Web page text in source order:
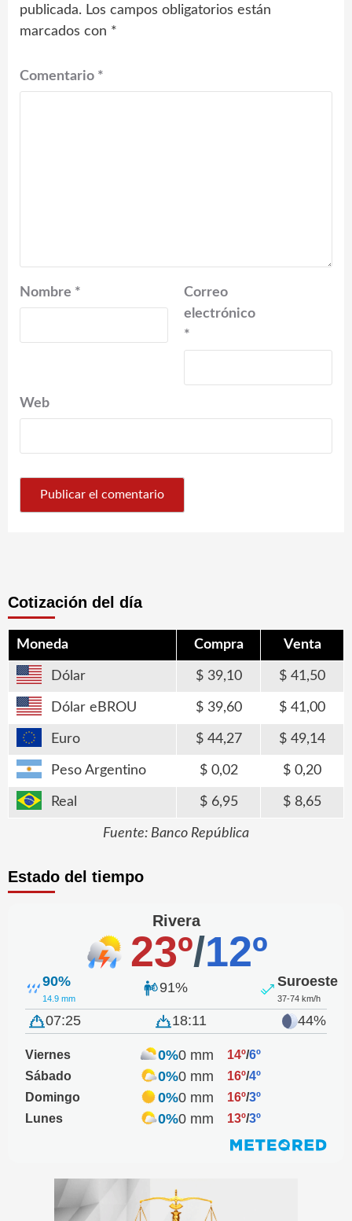
publicada. Los campos obligatorios están
marcados con *
Comentario *
Nombre *
Correo
electrónico
*
Web
Cotización del día
Moneda Compra Venta
Dólar 39,10 41,50
Dólar eBROU 39,60 41,00
Euro 44,27 49,14
Peso Argentino 0,02 0,20
Real 6,95 8,65
Fuente: Banco República
Estado del tiempo
Rivera
23º/12º
90%
14.9 mm
91% Suroeste
37-74 km/h
07:25 18:11 44%
Viernes 0%0 mm 14º/6º
Sábado
0%0 mm 16º/4º
Domingo
0%0 mm 16º/3º
Lunes
0%0 mm 13º/3º